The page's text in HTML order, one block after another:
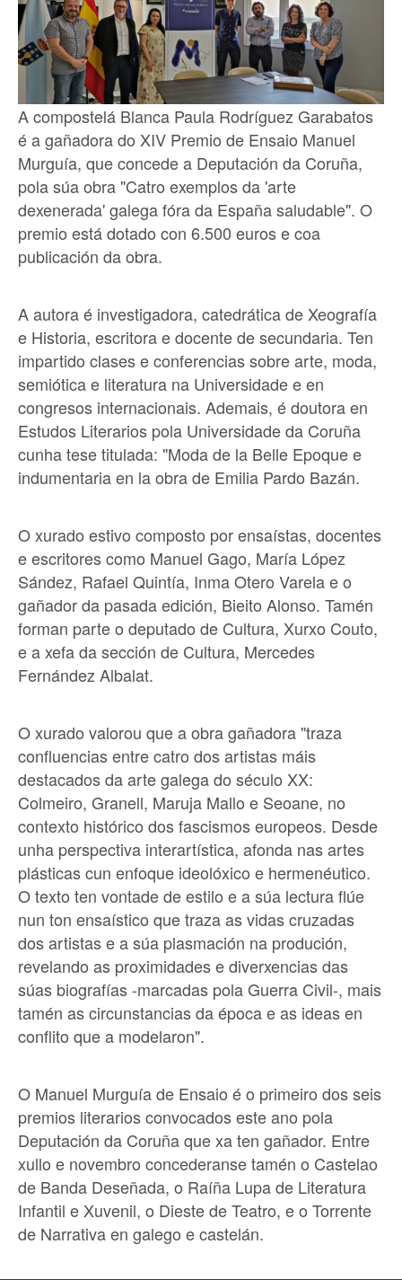
A compostelá Blanca Paula Rodríguez Garabatos
é a gañadora do XIV Premio de Ensaio Manuel
Murguía, que concede a Deputación da Coruña,
pola súa obra "Catro exemplos da 'arte
dexenerada' galega fóra da España saludable". O
premio está dotado con 6.500 euros e coa
publicación da obra.
A autora é investigadora, catedrática de Xeografía
e Historia, escritora e docente de secundaria. Ten
impartido clases e conferencias sobre arte, moda,
semiótica e literatura na Universidade e en
congresos internacionais. Ademais, é doutora en
Estudos Literarios pola Universidade da Coruña
cunha tese titulada: "Moda de la Belle Epoque e
indumentaria en la obra de Emilia Pardo Bazán.
O xurado estivo composto por ensaístas, docentes
e escritores como Manuel Gago, María López
Sández, Rafael Quintía, Inma Otero Varela e o
gañador da pasada edición, Bieito Alonso. Tamén
forman parte o deputado de Cultura, Xurxo Couto,
e a xefa da sección de Cultura, Mercedes
Fernández Albalat.
O xurado valorou que a obra gañadora "traza
confluencias entre catro dos artistas máis
destacados da arte galega do século XX:
Colmeiro, Granell, Maruja Mallo e Seoane, no
contexto histórico dos fascismos europeos. Desde
unha perspectiva interartística, afonda nas artes
plásticas cun enfoque ideolóxico e hermenéutico.
O texto ten vontade de estilo e a súa lectura flúe
nun ton ensaístico que traza as vidas cruzadas
dos artistas e a súa plasmación na produción,
revelando as proximidades e diverxencias das
súas biografías -marcadas pola Guerra Civil-, mais
tamén as circunstancias da época e as ideas en
conflito que a modelaron".
O Manuel Murguía de Ensaio é o primeiro dos seis
premios literarios convocados este ano pola
Deputación da Coruña que xa ten gañador. Entre
xullo e novembro concederanse tamén o Castelao
de Banda Deseñada, o Raíña Lupa de Literatura
Infantil e Xuvenil, o Dieste de Teatro, e o Torrente
de Narrativa en galego e castelán.